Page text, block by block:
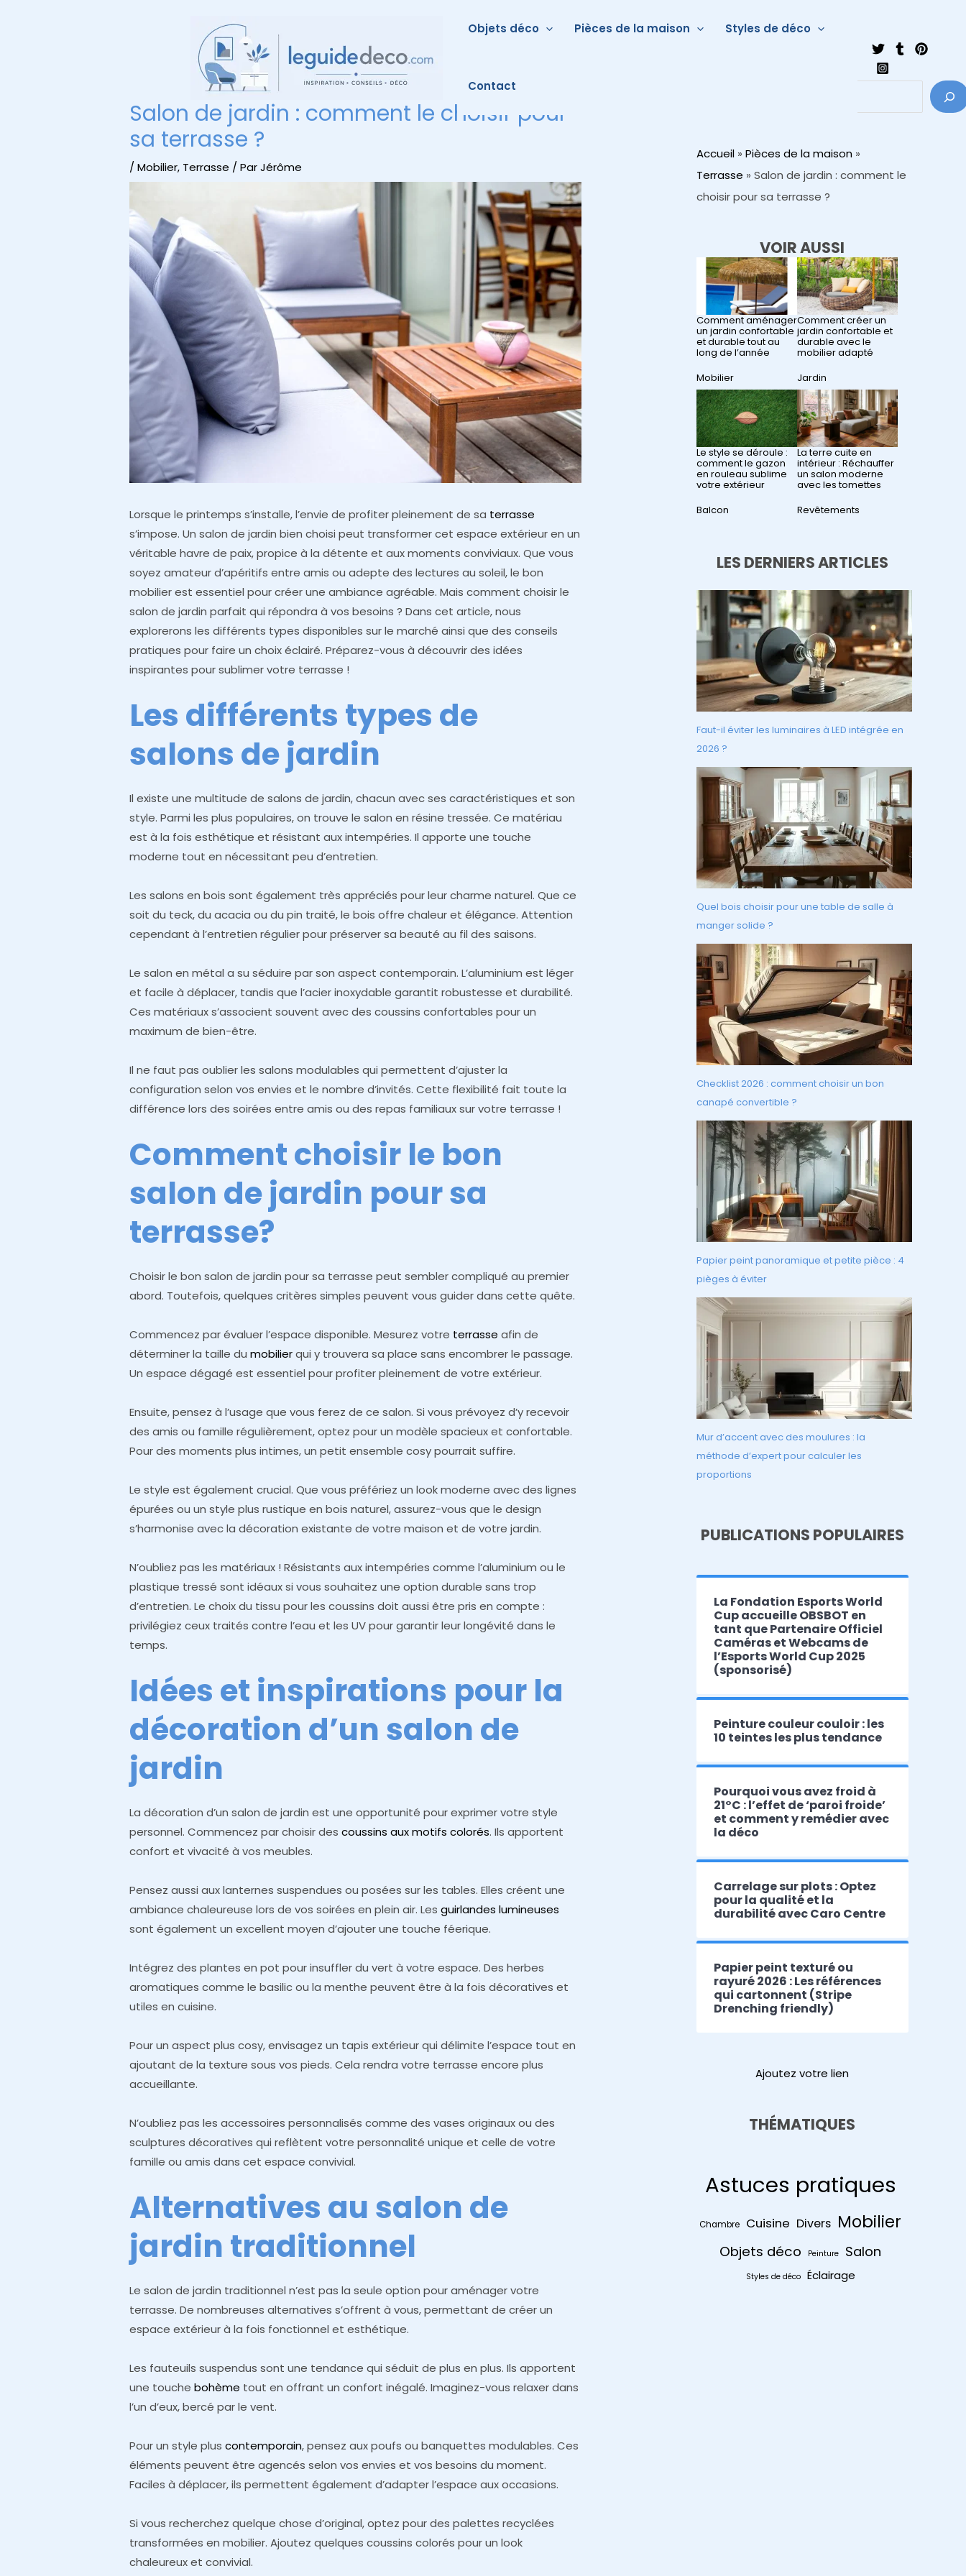
Objets déco Pièces de la maison Styles de déco
Contact
Salon de jardin : comment le choisir pour
sa terrasse ?
/Mobilier, Terrasse / ParJérôme
Lorsque le printemps s’installe, l’envie de profiter pleinement de sa terrasse
s’impose. Un salon de jardin bien choisi peut transformer cet espace extérieur en un
véritable havre de paix, propice à la détente et aux moments conviviaux. Que vous
soyez amateur d’apéritifs entre amis ou adepte des lectures au soleil, le bon
mobilier est essentiel pour créer une ambiance agréable. Mais comment choisir le
salon de jardin parfait qui répondra à vos besoins ? Dans cet article, nous
explorerons les différents types disponibles sur le marché ainsi que des conseils
pratiques pour faire un choix éclairé. Préparez-vous à découvrir des idées
inspirantes pour sublimer votre terrasse !
Les différents types de
salons de jardin
Il existe une multitude de salons de jardin, chacun avec ses caractéristiques et son
style. Parmi les plus populaires, on trouve le salon en résine tressée. Ce matériau
est à la fois esthétique et résistant aux intempéries. Il apporte une touche
moderne tout en nécessitant peu d’entretien.
Les salons en bois sont également très appréciés pour leur charme naturel. Que ce
soit du teck, du acacia ou du pin traité, le bois offre chaleur et élégance. Attention
cependant à l’entretien régulier pour préserver sa beauté au fil des saisons.
Le salon en métal a su séduire par son aspect contemporain. L’aluminium est léger
et facile à déplacer, tandis que l’acier inoxydable garantit robustesse et durabilité.
Ces matériaux s’associent souvent avec des coussins confortables pour un
maximum de bien-être.
Il ne faut pas oublier les salons modulables qui permettent d’ajuster la
configuration selon vos envies et le nombre d’invités. Cette flexibilité fait toute la
différence lors des soirées entre amis ou des repas familiaux sur votre terrasse !
Comment choisir le bon
salon de jardin pour sa
terrasse?
Choisir le bon salon de jardin pour sa terrasse peut sembler compliqué au premier
abord. Toutefois, quelques critères simples peuvent vous guider dans cette quête.
Commencez par évaluer l’espace disponible. Mesurez votre terrasse afin de
déterminer la taille dumobilierqui y trouvera sa place sans encombrer le passage.
Un espace dégagé est essentiel pour profiter pleinement de votre extérieur.
Ensuite, pensez à l’usage que vous ferez de ce salon. Si vous prévoyez d’y recevoir
des amis ou famille régulièrement, optez pour un modèle spacieux et confortable.
Pour des moments plus intimes, un petit ensemble cosy pourrait suffire.
Le style est également crucial. Que vous préfériez un look moderne avec des lignes
épurées ou un style plus rustique en bois naturel, assurez-vous que le design
s’harmonise avec la décoration existante de votre maison et de votre jardin.
N’oubliez pas les matériaux ! Résistants aux intempéries comme l’aluminium ou le
plastique tressé sont idéaux si vous souhaitez une option durable sans trop
d’entretien. Le choix du tissu pour les coussins doit aussi être pris en compte :
privilégiez ceux traités contre l’eau et les UV pour garantir leur longévité dans le
temps.
Idées et inspirations pour la
décoration d’un salon de
jardin
La décoration d’un salon de jardin est une opportunité pour exprimer votre style
personnel. Commencez par choisir descoussins aux motifs colorés. Ils apportent
confort et vivacité à vos meubles.
Pensez aussi aux lanternes suspendues ou posées sur les tables. Elles créent une
ambiance chaleureuse lors de vos soirées en plein air. Lesguirlandes lumineuses
sont également un excellent moyen d’ajouter une touche féerique.
Intégrez des plantes en pot pour insuffler du vert à votre espace. Des herbes
aromatiques comme le basilic ou la menthe peuvent être à la fois décoratives et
utiles en cuisine.
Pour un aspect plus cosy, envisagez un tapis extérieur qui délimite l’espace tout en
ajoutant de la texture sous vos pieds. Cela rendra votre terrasse encore plus
accueillante.
N’oubliez pas les accessoires personnalisés comme des vases originaux ou des
sculptures décoratives qui reflètent votre personnalité unique et celle de votre
famille ou amis dans cet espace convivial.
Alternatives au salon de
jardin traditionnel
Le salon de jardin traditionnel n’est pas la seule option pour aménager votre
terrasse. De nombreuses alternatives s’offrent à vous, permettant de créer un
espace extérieur à la fois fonctionnel et esthétique.
Les fauteuils suspendus sont une tendance qui séduit de plus en plus. Ils apportent
une touchebohème tout en offrant un confort inégalé. Imaginez-vous relaxer dans
l’un d’eux, bercé par le vent.
Pour un style pluscontemporain, pensez aux poufs ou banquettes modulables. Ces
éléments peuvent être agencés selon vos envies et vos besoins du moment.
Faciles à déplacer, ils permettent également d’adapter l’espace aux occasions.
Si vous recherchez quelque chose d’original, optez pour des palettes recyclées
transformées en mobilier. Ajoutez quelques coussins colorés pour un look
chaleureux et convivial.
Accueil » Pièces de la maison »
Terrasse » Salon de jardin : comment le
choisir pour sa terrasse ?
VOIR AUSSI
Comment aménager
un jardin confortable
et durable tout au
long de l’année
Par rapport à
Mobilier
Comment créer un
jardin confortable et
durable avec le
mobilier adapté
Par rapport à
Jardin
Le style se déroule :
comment le gazon
en rouleau sublime
votre extérieur
Par rapport à
Balcon
La terre cuite en
intérieur : Réchauffer
un salon moderne
avec les tomettes
Par rapport à
Revêtements
LES DERNIERS ARTICLES
Faut-il éviter les luminaires à LED intégrée en
2026 ?
Quel bois choisir pour une table de salle à
manger solide ?
Checklist 2026 : comment choisir un bon
canapé convertible ?
Papier peint panoramique et petite pièce : 4
pièges à éviter
Mur d’accent avec des moulures : la
méthode d’expert pour calculer les
proportions
PUBLICATIONS POPULAIRES
La Fondation Esports World
Cup accueille OBSBOT en
tant que Partenaire Officiel
Caméras et Webcams de
l’Esports World Cup 2025
(sponsorisé)
Peinture couleur couloir : les
10 teintes les plus tendance
Pourquoi vous avez froid à
21°C : l’effet de ‘paroi froide’
et comment y remédier avec
la déco
Carrelage sur plots : Optez
pour la qualité et la
durabilité avec Caro Centre
Papier peint texturé ou
rayuré 2026 : Les références
qui cartonnent (Stripe
Drenching friendly)
Ajoutez votre lien
THÉMATIQUES
Astuces pratiques
Chambre Cuisine Divers Mobilier
Objets déco Peinture Salon
Styles de déco Éclairage